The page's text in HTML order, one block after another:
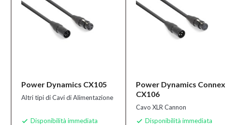
Power Dynamics CX105
Altri tipi di Cavi di Alimentazione
 Disponibilità immediata
Power Dynamics Connex
CX106
Cavo XLR Cannon
 Disponibilità immediata